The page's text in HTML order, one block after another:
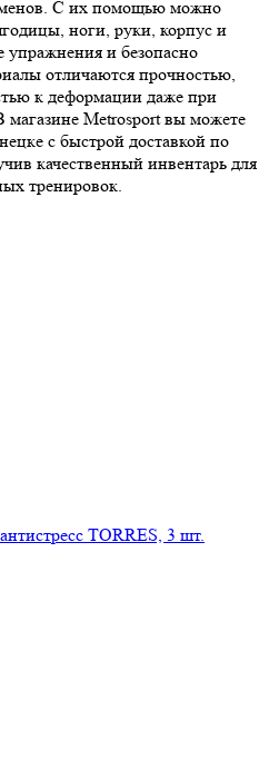
С их помощью можно
ноги, руки, корпус и
и безопасно
отличаются прочностью,
к деформации даже при
Metrosport вы можете
с быстрой доставкой по
качественный инвентарь для
тренировок.
TORRES, 3 шт.